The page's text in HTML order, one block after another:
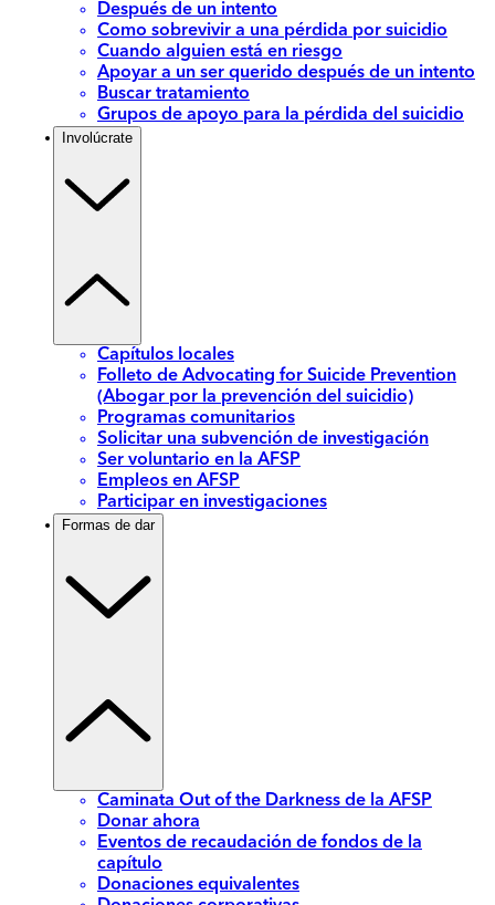
Después de un intento
Como sobrevivir a una pérdida por suicidio
Cuando alguien está en riesgo
Apoyar a un ser querido después de un intento
Buscar tratamiento
Grupos de apoyo para la pérdida del suicidio
Involúcrate
Capítulos locales
Folleto de Advocating for Suicide Prevention
(Abogar por la prevención del suicidio)
Programas comunitarios
Solicitar una subvención de investigación
Ser voluntario en la AFSP
Empleos en AFSP
Participar en investigaciones
Formas de dar
Caminata Out of the Darkness de la AFSP
Donar ahora
Eventos de recaudación de fondos de la
capítulo
Donaciones equivalentes